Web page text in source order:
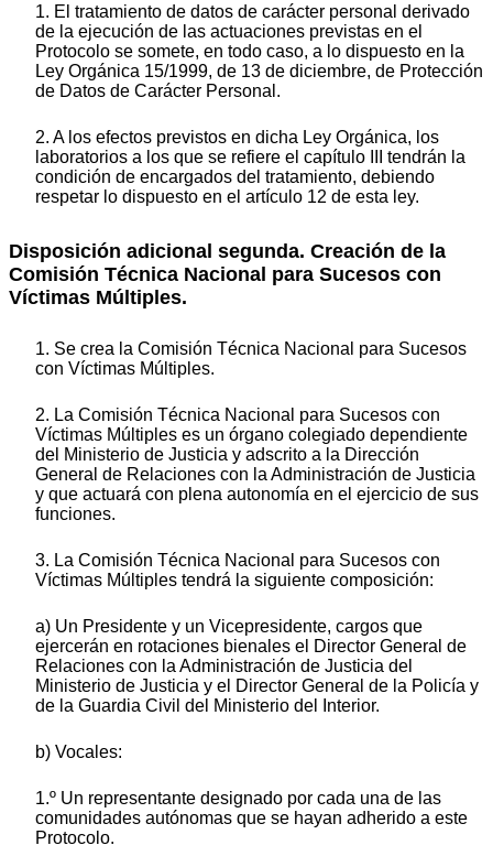
1. El tratamiento de datos de carácter personal derivado
de la ejecución de las actuaciones previstas en el
Protocolo se somete, en todo caso, a lo dispuesto en la
Ley Orgánica 15/1999, de 13 de diciembre, de Protección
de Datos de Carácter Personal.
2. A los efectos previstos en dicha Ley Orgánica, los
laboratorios a los que se refiere el capítulo III tendrán la
condición de encargados del tratamiento, debiendo
respetar lo dispuesto en el artículo 12 de esta ley.
Disposición adicional segunda. Creación de la
Comisión Técnica Nacional para Sucesos con
Víctimas Múltiples.
1. Se crea la Comisión Técnica Nacional para Sucesos
con Víctimas Múltiples.
2. La Comisión Técnica Nacional para Sucesos con
Víctimas Múltiples es un órgano colegiado dependiente
del Ministerio de Justicia y adscrito a la Dirección
General de Relaciones con la Administración de Justicia
y que actuará con plena autonomía en el ejercicio de sus
funciones.
3. La Comisión Técnica Nacional para Sucesos con
Víctimas Múltiples tendrá la siguiente composición:
a) Un Presidente y un Vicepresidente, cargos que
ejercerán en rotaciones bienales el Director General de
Relaciones con la Administración de Justicia del
Ministerio de Justicia y el Director General de la Policía y
de la Guardia Civil del Ministerio del Interior.
b) Vocales:
1.º Un representante designado por cada una de las
comunidades autónomas que se hayan adherido a este
Protocolo.